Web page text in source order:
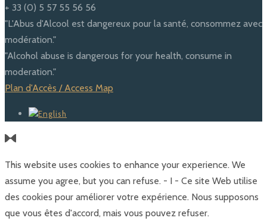
+ 33 (0) 5 57 55 56 56
"L'Abus d'Alcool est dangereux pour la santé, consommez avec
modération."
"Alcohol abuse is dangerous for your health, consume in
moderation."
Plan d'Accès / Access Map
This website uses cookies to enhance your experience. We
assume you agree, but you can refuse. - I - Ce site Web utilise
des cookies pour améliorer votre expérience. Nous supposons
que vous êtes d'accord, mais vous pouvez refuser.